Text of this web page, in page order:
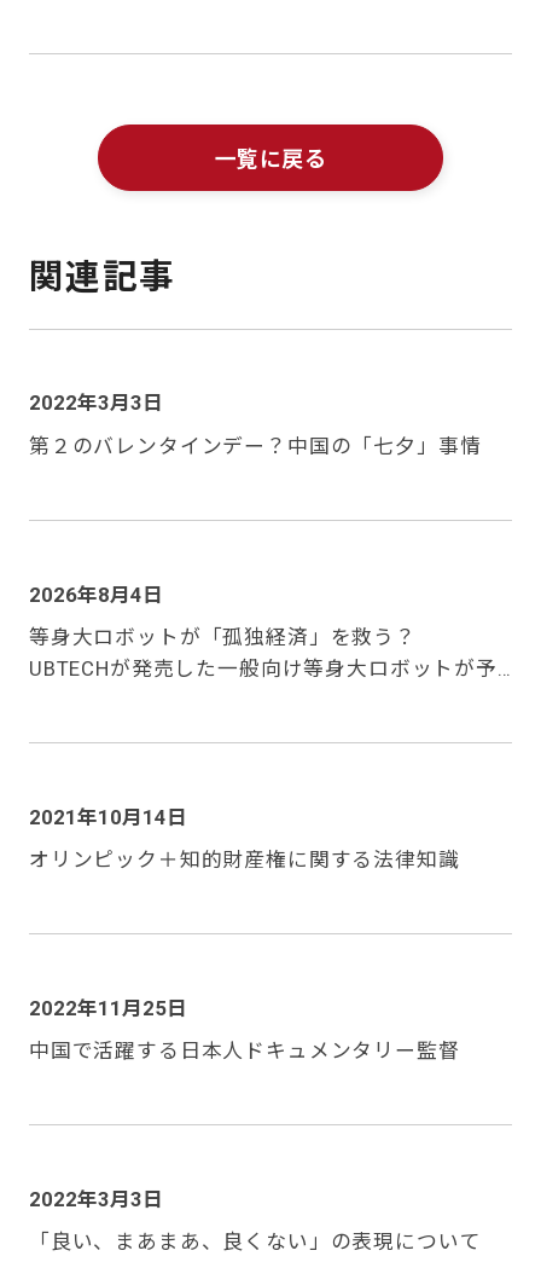
一覧に戻る
関連記事
2022年3月3日
第２のバレンタインデー？中国の「七夕」事情
2026年8月4日
等身大ロボットが「孤独経済」を救う？
UBTECHが発売した一般向け等身大ロボットが予
2021年10月14日
オリンピック＋知的財産権に関する法律知識
2022年11月25日
中国で活躍する日本人ドキュメンタリー監督
2022年3月3日
「良い、まあまあ、良くない」の表現について